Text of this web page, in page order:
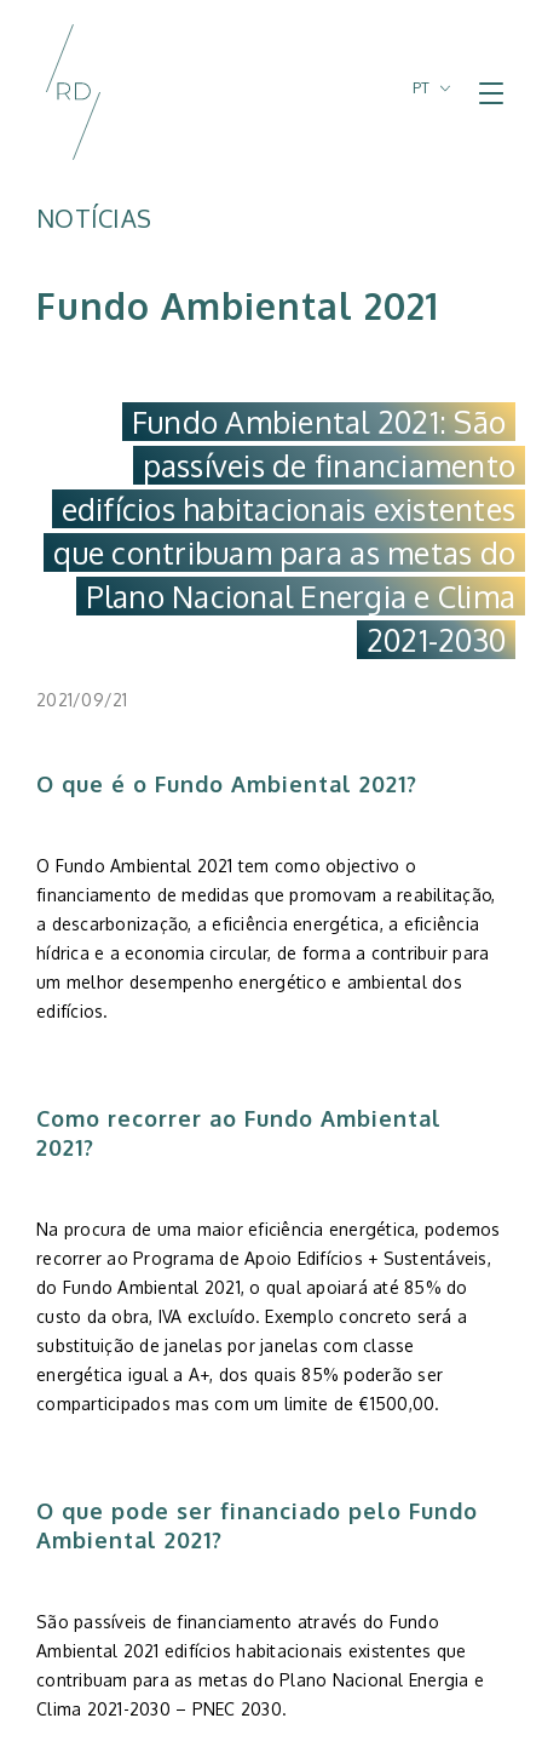
PT
NOTÍCIAS
Fundo Ambiental 2021
Fundo Ambiental 2021: São
passíveis de financiamento
edifícios habitacionais existentes
que contribuam para as metas do
Plano Nacional Energia e Clima
2021-2030
2021/09/21
O que é o Fundo Ambiental 2021?
O Fundo Ambiental 2021 tem como objectivo o
financiamento de medidas que promovam a reabilitação,
a descarbonização, a eficiência energética, a eficiência
hídrica e a economia circular, de forma a contribuir para
um melhor desempenho energético e ambiental dos
edifícios.
Como recorrer ao Fundo Ambiental
2021?
Na procura de uma maior eficiência energética, podemos
recorrer ao Programa de Apoio Edifícios + Sustentáveis,
do Fundo Ambiental 2021, o qual apoiará até 85% do
custo da obra, IVA excluído. Exemplo concreto será a
substituição de janelas por janelas com classe
energética igual a A+, dos quais 85% poderão ser
comparticipados mas com um limite de €1500,00.
O que pode ser financiado pelo Fundo
Ambiental 2021?
São passíveis de financiamento através do Fundo
Ambiental 2021 edifícios habitacionais existentes que
contribuam para as metas do Plano Nacional Energia e
Clima 2021-2030 – PNEC 2030.